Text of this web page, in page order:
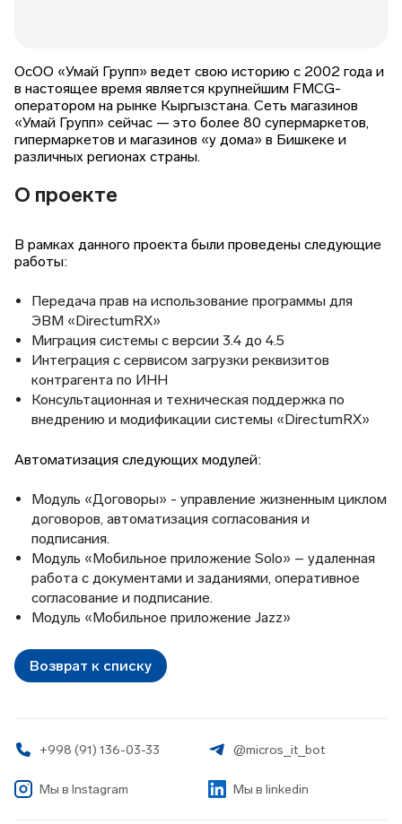
ОсОО «Умай Групп» ведет свою историю с 2002 года и
в настоящее время является крупнейшим FMCG-
оператором на рынке Кыргызстана. Сеть магазинов
«Умай Групп» сейчас — это более 80 супермаркетов,
гипермаркетов и магазинов «у дома» в Бишкеке и
различных регионах страны.
О проекте
В рамках данного проекта были проведены следующие
работы:
Передача прав на использование программы для
ЭВМ «DirectumRX»
Миграция системы с версии 3.4 до 4.5
Интеграция с сервисом загрузки реквизитов
контрагента по ИНН
Консультационная и техническая поддержка по
внедрению и модификации системы «DirectumRX»
Автоматизация следующих модулей:
Модуль «Договоры» - управление жизненным циклом
договоров, автоматизация согласования и
подписания.
Модуль «Мобильное приложение Solo» – удаленная
работа с документами и заданиями, оперативное
согласование и подписание.
Модуль «Мобильное приложение Jazz»
Возврат к списку
+998 (91) 136-03-33 @micros_it_bot
Мы в Instagram Мы в linkedin